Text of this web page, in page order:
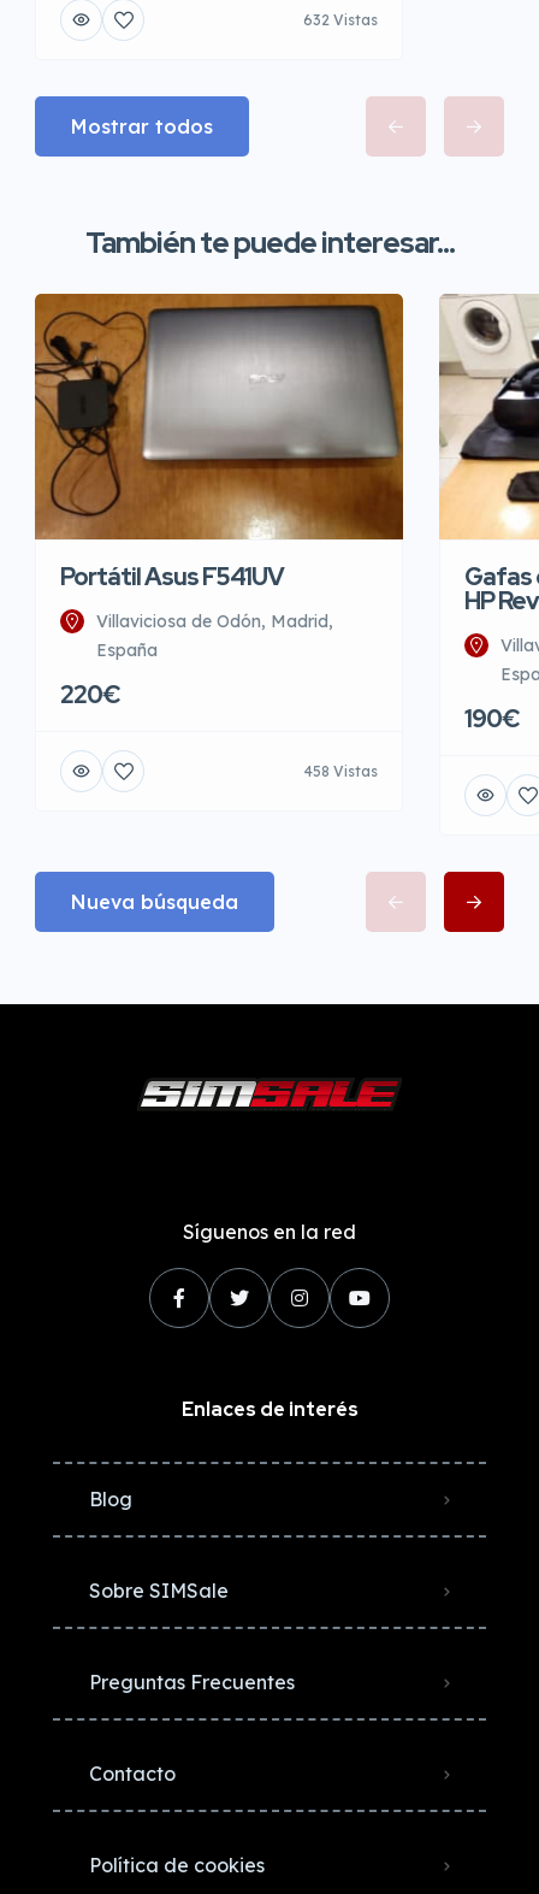
632 Vistas
Mostrar todos
También te puede interesar...
Portátil Asus F541UV
Villaviciosa de Odón, Madrid,
España
220€
458 Vistas
Gafas
HP
190€
Nueva búsqueda
Síguenos en la red
Enlaces de interés
Blog
Sobre SIMSale
Preguntas Frecuentes
Contacto
Política de cookies